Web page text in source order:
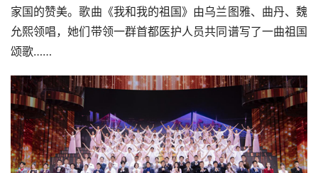
家国的赞美。歌曲《我和我的祖国》由乌兰图雅、曲丹、魏
允熙领唱，她们带领一群首都医护人员共同谱写了一曲祖国
颂歌……